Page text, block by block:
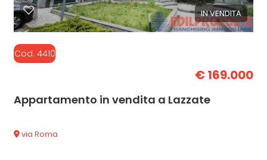
IN VENDITA
Cod. 4410
€ 169.000
Appartamento in vendita a Lazzate
via Roma